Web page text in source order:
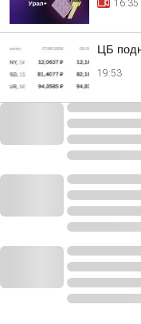
16:35
ЦБ
19:53